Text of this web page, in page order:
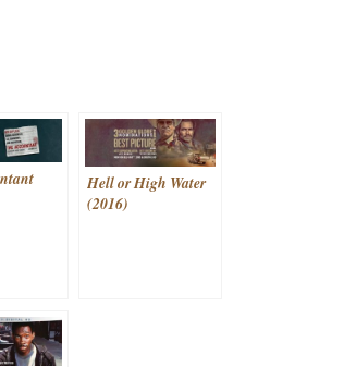
Hell or High Water
(2016)